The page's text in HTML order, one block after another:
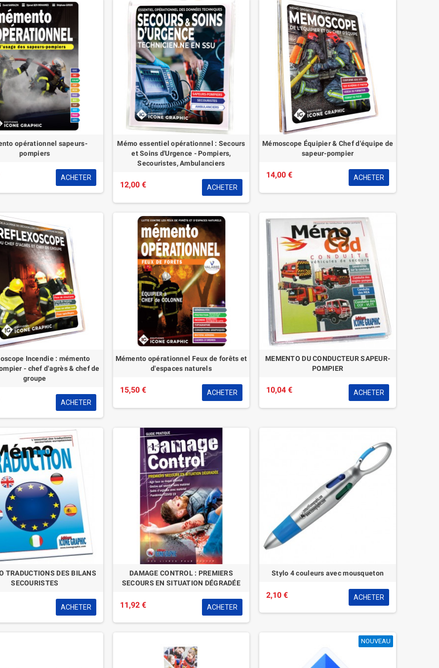
opérationnel sapeurs-
pompiers
ACHETER
Mémo essentiel opérationnel : Secours
et Soins d'Urgence - Pompiers,
Secouristes, Ambulanciers
12,00 € ACHETER
Mémoscope Équipier & Chef d'équipe de
sapeur-pompier
14,00 € ACHETER
Incendie : mémento
- chef d'agrès & chef de
groupe
ACHETER
Mémento opérationnel Feux de forêts et
d'espaces naturels
15,50 € ACHETER
MEMENTO DU CONDUCTEUR SAPEUR-
POMPIER
10,04 € ACHETER
TRADUCTIONS DES BILANS
SECOURISTES
ACHETER
DAMAGE CONTROL : PREMIERS
SECOURS EN SITUATION DÉGRADÉE
11,92 € ACHETER
Stylo 4 couleurs avec mousqueton
2,10 € ACHETER
NOUVEAU
NOUVEAU